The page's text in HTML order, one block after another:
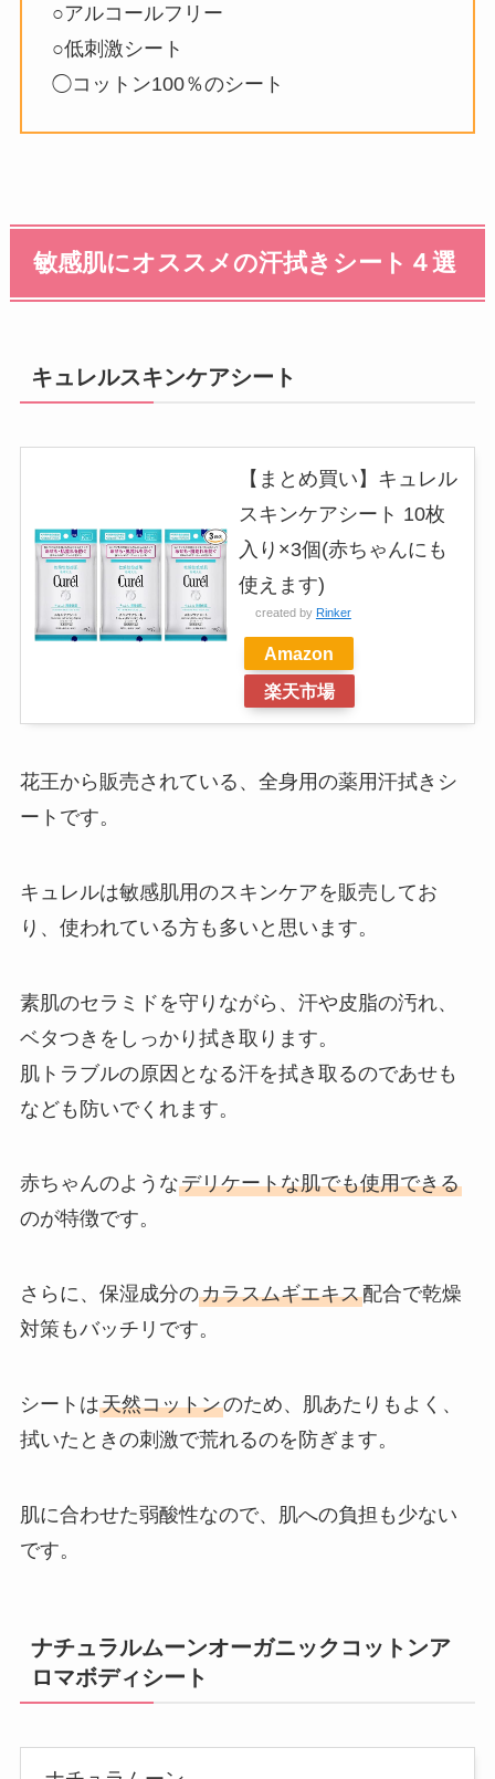
○アルコールフリー
○低刺激シート
◯コットン100％のシート
敏感肌にオススメの汗拭きシート４選
キュレルスキンケアシート
【まとめ買い】キュレル
スキンケアシート 10枚
入り×3個(赤ちゃんにも
使えます)
created by Rinker
Amazon
楽天市場
花王から販売されている、全身用の薬用汗拭きシ
ートです。
キュレルは敏感肌用のスキンケアを販売してお
り、使われている方も多いと思います。
素肌のセラミドを守りながら、汗や皮脂の汚れ、
ベタつきをしっかり拭き取ります。
肌トラブルの原因となる汗を拭き取るのであせも
なども防いでくれます。
赤ちゃんのようなデリケートな肌でも使用できる
のが特徴です。
さらに、保湿成分のカラスムギエキス配合で乾燥
対策もバッチリです。
シートは天然コットンのため、肌あたりもよく、
拭いたときの刺激で荒れるのを防ぎます。
肌に合わせた弱酸性なので、肌への負担も少ない
です。
ナチュラルムーンオーガニックコットンア
ロマボディシート